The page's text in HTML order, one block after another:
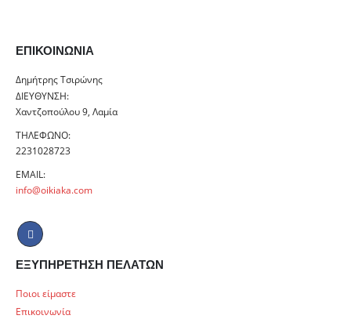
ΕΠΙΚΟΙΝΩΝΊΑ
Δημήτρης Τσιρώνης
ΔΙΕΎΘΥΝΣΗ:
Χαντζοπούλου 9, Λαμία
ΤΗΛΈΦΩΝΟ:
2231028723
EMAIL:
info@oikiaka.com
ΕΞΥΠΗΡΕΤΗΣΗ ΠΕΛΑΤΩΝ
Ποιοι είμαστε
Επικοινωνία